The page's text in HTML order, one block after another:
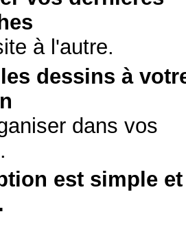
à l'autre.
dessins à
dans vos
est simple et